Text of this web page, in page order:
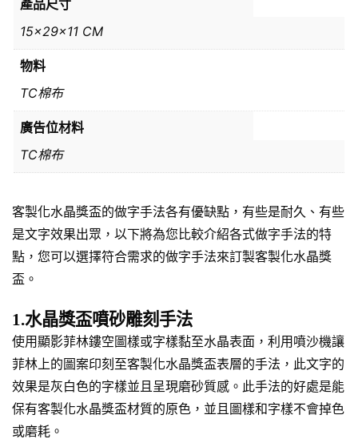
產品尺寸
15x29x11 CM
物料
TC棉布
廣告位材料
TC棉布
客製化水晶獎盃的做字手法各有優缺點，有些是耐久、有些
是文字效果出眾，以下將為您比較介紹各式做字手法的特
點，您可以選擇符合需求的做字手法來訂製客製化水晶獎
盃。
1.水晶獎盃噴砂雕刻手法
使用顯影菲林鏤空圖樣或字樣黏至水晶表面，利用噴沙機讓
菲林上的圖案印刻至客製化水晶獎盃表層的手法，此文字的
效果是灰白色的字樣並且呈現磨砂質感。此手法的好處是能
保有客製化水晶獎盃材質的原色，並且圖樣和字樣不會掉色
或磨耗。